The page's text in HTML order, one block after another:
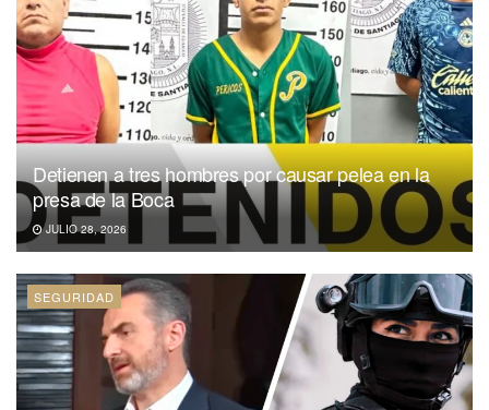
Detienen a tres hombres por causar pelea en la
presa de la Boca
JULIO 28, 2026
SEGURIDAD